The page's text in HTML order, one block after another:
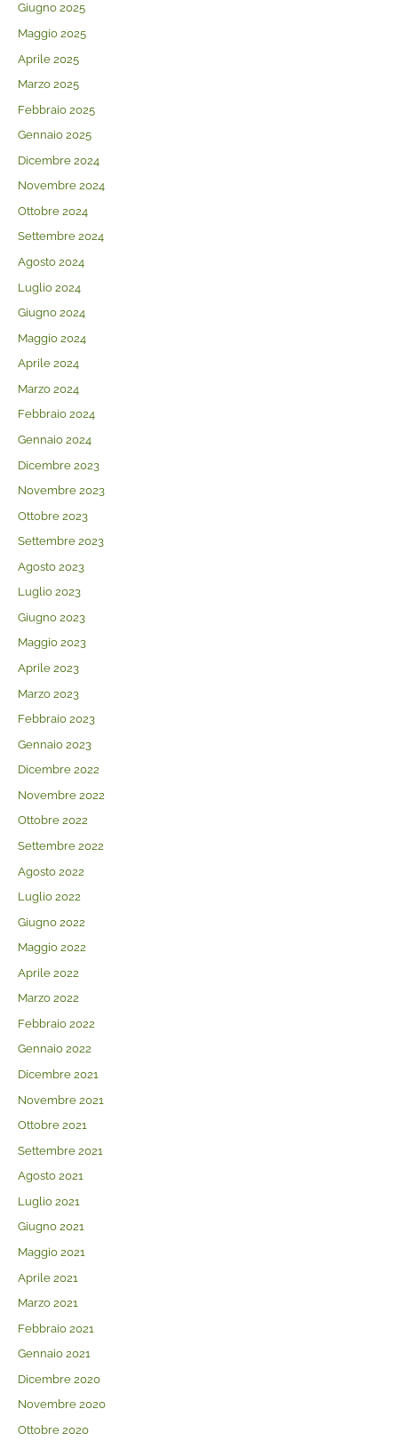
Giugno 2025
Maggio 2025
Aprile 2025
Marzo 2025
Febbraio 2025
Gennaio 2025
Dicembre 2024
Novembre 2024
Ottobre 2024
Settembre 2024
Agosto 2024
Luglio 2024
Giugno 2024
Maggio 2024
Aprile 2024
Marzo 2024
Febbraio 2024
Gennaio 2024
Dicembre 2023
Novembre 2023
Ottobre 2023
Settembre 2023
Agosto 2023
Luglio 2023
Giugno 2023
Maggio 2023
Aprile 2023
Marzo 2023
Febbraio 2023
Gennaio 2023
Dicembre 2022
Novembre 2022
Ottobre 2022
Settembre 2022
Agosto 2022
Luglio 2022
Giugno 2022
Maggio 2022
Aprile 2022
Marzo 2022
Febbraio 2022
Gennaio 2022
Dicembre 2021
Novembre 2021
Ottobre 2021
Settembre 2021
Agosto 2021
Luglio 2021
Giugno 2021
Maggio 2021
Aprile 2021
Marzo 2021
Febbraio 2021
Gennaio 2021
Dicembre 2020
Novembre 2020
Ottobre 2020